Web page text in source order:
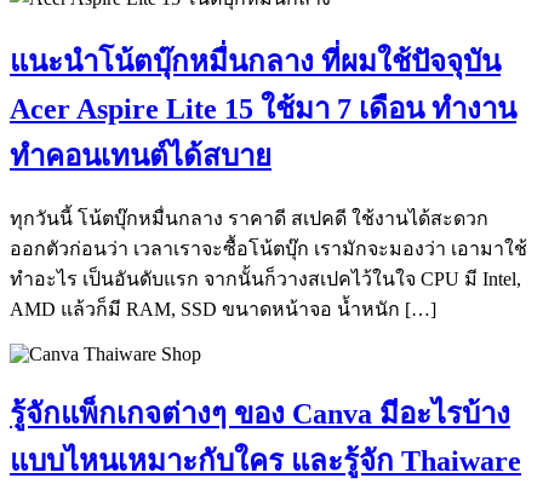
แนะนำโน้ตบุ๊กหมื่นกลาง ที่ผมใช้ปัจจุบัน
Acer Aspire Lite 15 ใช้มา 7 เดือน ทำงาน
ทำคอนเทนต์ได้สบาย
ทุกวันนี้ โน้ตบุ๊กหมื่นกลาง ราคาดี สเปคดี ใช้งานได้สะดวก
ออกตัวก่อนว่า เวลาเราจะซื้อโน้ตบุ๊ก เรามักจะมองว่า เอามาใช้
ทำอะไร เป็นอันดับแรก จากนั้นก็วางสเปคไว้ในใจ CPU มี Intel,
AMD แล้วก็มี RAM, SSD ขนาดหน้าจอ น้ำหนัก […]
รู้จักแพ็กเกจต่างๆ ของ Canva มีอะไรบ้าง
แบบไหนเหมาะกับใคร และรู้จัก Thaiware